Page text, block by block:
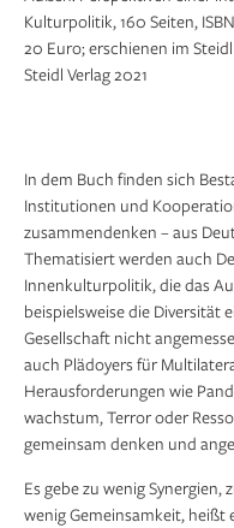
Kulturpolitik, 160 Seiten,
20 Euro; erschienen im
Steidl Verlag 2021
In dem Buch finden sich
Institutionen und
zusammendenken – aus
Thematisiert werden auch
Innenkultur­politik, die das
beispielsweise die Diversität
Gesellschaft nicht
auch Plä­doyers für
Herausforderungen wie
wachstum, Terror oder
gemein­sam denken und
Es gebe zu wenig Synergien,
wenig Gemeinsamkeit, heißt